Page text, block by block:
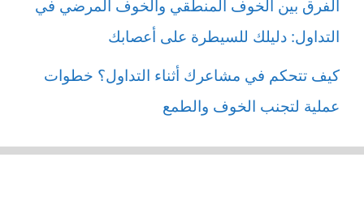
الفرق بين الخوف المنطقي والخوف المرضي في
التداول: دليلك للسيطرة على أعصابك
كيف تتحكم في مشاعرك أثناء التداول؟ خطوات
عملية لتجنب الخوف والطمع